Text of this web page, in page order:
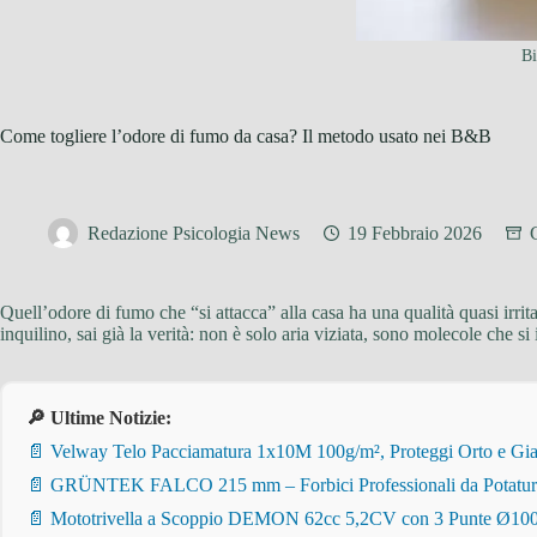
Come togliere l’odore di fumo da casa? Il metodo usato nei B&B
Redazione Psicologia News 19 Febbraio 2026
Quell’odore di fumo che “si attacca” alla casa ha una qualità quasi
inquilino, sai già la verità: non è solo aria viziata, sono molecole che
🔎 Ultime Notizie:
📄 Velway Telo Pacciamatura 1x10M 100g/m², Proteggi Orto e
📄 GRÜNTEK FALCO 215 mm – Forbici Professionali da
📄 Mototrivella a Scoppio DEMON 62cc 5,2CV con 3 Punte